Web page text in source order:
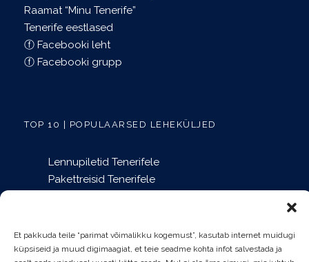
Et pakkuda teile “parimat võimalikku kogemust”, kasutab internet muidugi
küpsiseid ja muud digimaagiat, et teie seadme kohta infot salvestada ja
Raamat “Minu Tenerife”
Tenerife eestlased
ⓕ Facebooki leht
ⓕ Facebooki grupp
TOP 10 | POPULAARSED LEHEKÜLJED
Lennupiletid Tenerifele
Pakettreisid Tenerifele
Puhkusemajutus Tenerifel
Õhtused showd Tenerifel